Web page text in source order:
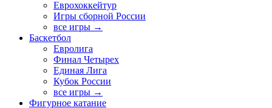
Еврохоккейтур
Игры сборной России
все игры →
Баскетбол
Евролига
Финал Четырех
Единая Лига
Кубок России
все игры →
Фигурное катание